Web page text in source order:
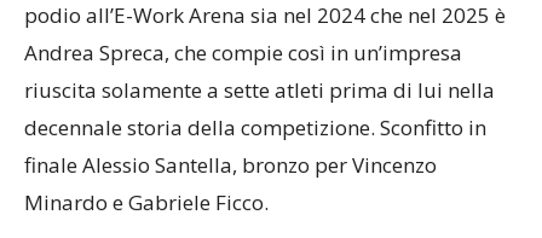
podio all’E-Work Arena sia nel 2024 che nel 2025 è
Andrea Spreca, che compie così in un’impresa
riuscita solamente a sette atleti prima di lui nella
decennale storia della competizione. Sconfitto in
finale Alessio Santella, bronzo per Vincenzo
Minardo e Gabriele Ficco.